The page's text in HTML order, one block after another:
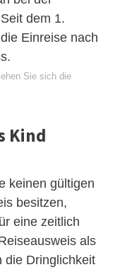
dem 1.
Einreise nach
Sie sich die
Kind
keinen gültigen
besitzen,
eine zeitlich
als
die Dringlichkeit